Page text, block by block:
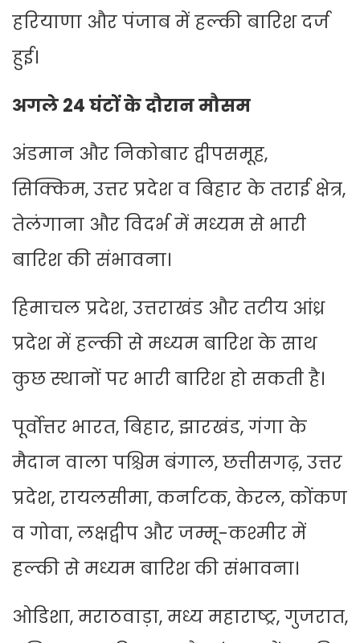
हरियाणा और पंजाब में हल्की बारिश दर्ज
हुई।
अगले 24 घंटों के दौरान मौसम
अंडमान और निकोबार द्वीपसमूह,
सिक्किम, उत्तर प्रदेश व बिहार के तराई क्षेत्र,
तेलंगाना और विदर्भ में मध्यम से भारी
बारिश की संभावना।
हिमाचल प्रदेश, उत्तराखंड और तटीय आंध्र
प्रदेश में हल्की से मध्यम बारिश के साथ
कुछ स्थानों पर भारी बारिश हो सकती है।
पूर्वोत्तर भारत, बिहार, झारखंड, गंगा के
मैदान वाला पश्चिम बंगाल, छत्तीसगढ़, उत्तर
प्रदेश, रायलसीमा, कर्नाटक, केरल, कोंकण
व गोवा, लक्षद्वीप और जम्मू-कश्मीर में
हल्की से मध्यम बारिश की संभावना।
ओडिशा, मराठवाड़ा, मध्य महाराष्ट्र, गुजरात,